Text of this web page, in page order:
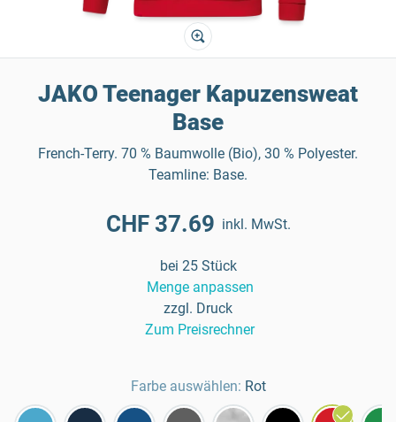
JAKO Teenager Kapuzensweat
Base
French-Terry. 70 % Baumwolle (Bio), 30 % Polyester.
Teamline: Base.
CHF 37.69 inkl. MwSt.
bei 25 Stück
Menge anpassen
zzgl. Druck
Zum Preisrechner
Farbe auswählen: Rot